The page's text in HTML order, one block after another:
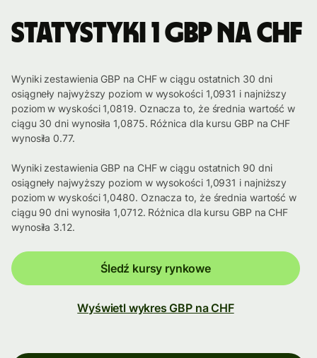
Statystyki 1 GBP na CHF
Wyniki zestawienia GBP na CHF w ciągu ostatnich 30 dni
osiągneły najwyższy poziom w wysokości 1,0931 i najniższy
poziom w wyskości 1,0819. Oznacza to, że średnia wartość w
ciągu 30 dni wynosiła 1,0875. Różnica dla kursu GBP na CHF
wynosiła 0.77.
Wyniki zestawienia GBP na CHF w ciągu ostatnich 90 dni
osiągneły najwyższy poziom w wysokości 1,0931 i najniższy
poziom w wyskości 1,0480. Oznacza to, że średnia wartość w
ciągu 90 dni wynosiła 1,0712. Różnica dla kursu GBP na CHF
wynosiła 3.12.
Śledź kursy rynkowe
Wyświetl wykres GBP na CHF